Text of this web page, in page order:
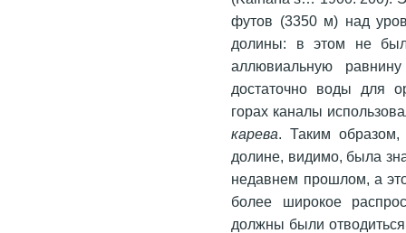
футов (3350 м) над
долины: в этом не
аллювиальную
достаточно воды для
горах каналы
карева. Таким
долине, видимо, была
недавнем прошлом, а
более широкое
должны были